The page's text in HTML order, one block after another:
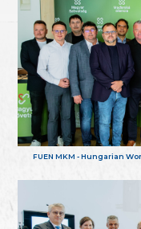
FUEN MKM - Hungarian